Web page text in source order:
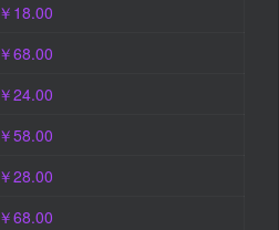
￥18.00
￥68.00
￥24.00
￥58.00
￥28.00
￥68.00